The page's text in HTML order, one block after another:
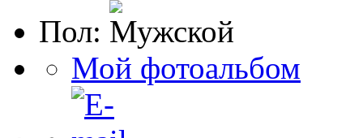
Пол:
Мой фотоальбом